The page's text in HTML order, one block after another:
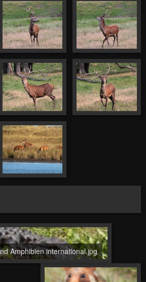
Amphibien international.jpg